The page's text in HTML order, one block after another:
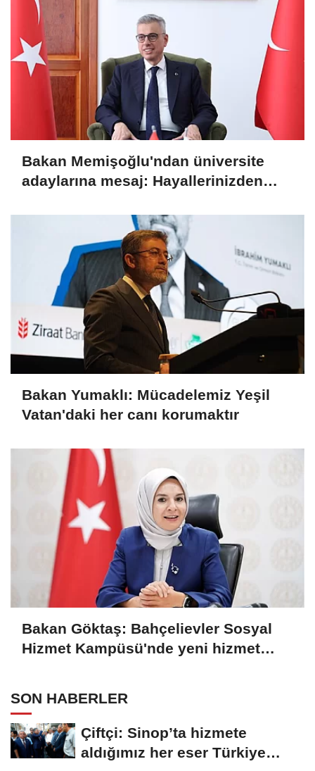
Bakan Memişoğlu'ndan üniversite
adaylarına mesaj: Hayallerinizden
Bakan Yumaklı: Mücadelemiz Yeşil
Vatan'daki her canı korumaktır
Bakan Göktaş: Bahçelievler Sosyal
Hizmet Kampüsü'nde yeni hizmet
SON HABERLER
Çiftçi: Sinop’ta hizmete
aldığımız her eser Türkiye